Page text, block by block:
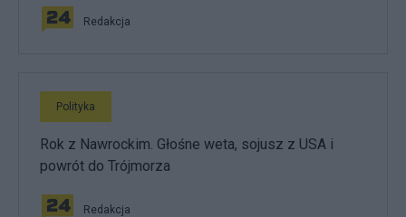
Redakcja
Polityka
Rok z Nawrockim. Głośne weta, sojusz z USA i
powrót do Trójmorza
Redakcja